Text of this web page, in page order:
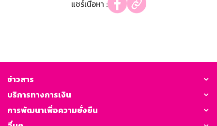
แชร์เนื้อหา :
ข่าวสาร
บริการทางการเงิน
การพัฒนาเพื่อความยั่งยืน